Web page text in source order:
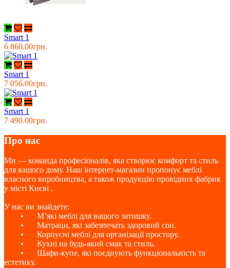
Smart 1
6 860.00грн.
Smart 1
7 056.00грн.
Smart 1
7 490.00грн.
Про нас
Ми — команда професіоналів, яка створює комфорт та стиль
для вашого дому. Наш інтернет-магазин пропонує меблі
власного виробництва, а також продукцію провідних фабрик
у місті Києві .
У нас ви знайдете:
•
М’які меблі для вашого затишку.
•
Матраци, які забезпечать здоровий сон.
•
Корпусні меблі для організації простору.
•
Кухні на будь-який смак та стиль.
•
Шафи-купе, які поєднують функціональність та
естетику.